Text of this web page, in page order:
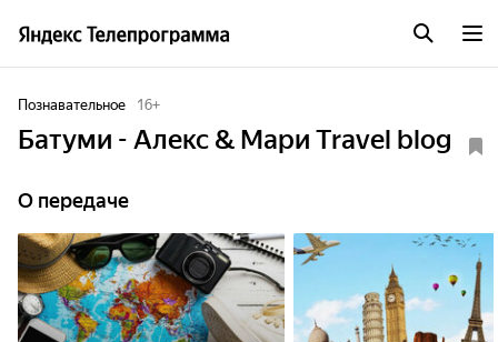
Познавательное 16+
Батуми - Алекс & Мари Travel blog
О передаче